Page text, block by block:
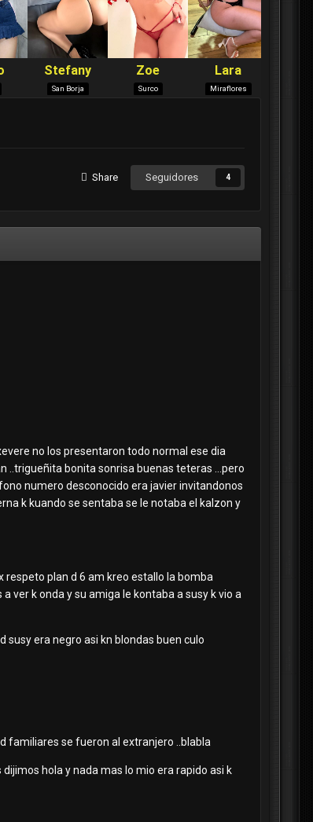
Share Seguidores 4
no los presentaron todo normal ese dia
..trigueñita bonita sonrisa buenas teteras ...pero
numero desconocido era javier invitandonos
k kuando se sentaba se le notaba el kalzon y
respeto plan d 6 am kreo estallo la bomba
ver k onda y su amiga le kontaba a susy k vio a
susy era negro asi kn blondas buen culo
familiares se fueron al extranjero ..blabla
hola y nada mas lo mio era rapido asi k